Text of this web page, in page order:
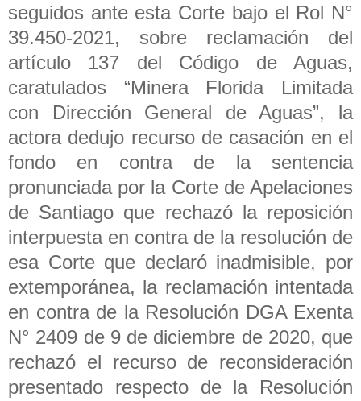
seguidos ante esta Corte bajo el Rol N°
39.450-2021, sobre reclamación del
artículo 137 del Código de Aguas,
caratulados “Minera Florida Limitada
con Dirección General de Aguas”, la
actora dedujo recurso de casación en el
fondo en contra de la sentencia
pronunciada por la Corte de Apelaciones
de Santiago que rechazó la reposición
interpuesta en contra de la resolución de
esa Corte que declaró inadmisible, por
extemporánea, la reclamación intentada
en contra de la Resolución DGA Exenta
N° 2409 de 9 de diciembre de 2020, que
rechazó el recurso de reconsideración
presentado respecto de la Resolución